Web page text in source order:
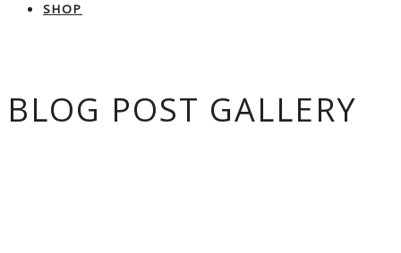
SHOP
BLOG POST GALLERY